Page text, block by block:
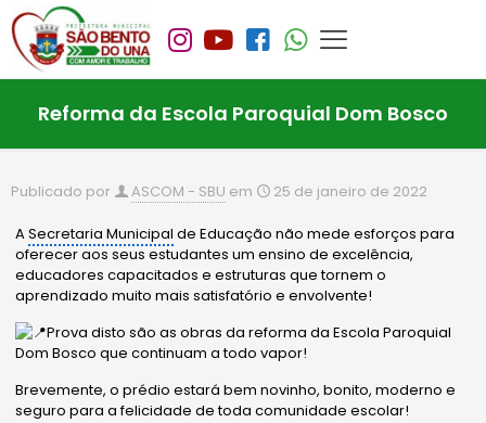
Reforma da Escola Paroquial Dom Bosco
Publicado por ASCOM - SBU em 25 de janeiro de 2022
ASecretaria Municipal de Educação não mede esforços para
oferecer aos seus estudantes um ensino de excelência,
educadores capacitados e estruturas que tornem o
aprendizado muito mais satisfatório e envolvente!
Prova disto são as obras da reforma da Escola Paroquial
Dom Bosco que continuam a todo vapor!
Brevemente, o prédio estará bem novinho, bonito, moderno e
seguro para a felicidade de toda comunidade escolar!